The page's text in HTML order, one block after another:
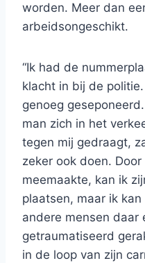
worden. Meer dan
arbeidsongeschikt.
“Ik had de
klacht in bij de
genoeg
man zich in het
tegen mij gedraagt,
zeker ook doen.
meemaakte, kan ik
plaatsen, maar ik
andere mensen daar
getraumatiseerd
in de loop van zijn